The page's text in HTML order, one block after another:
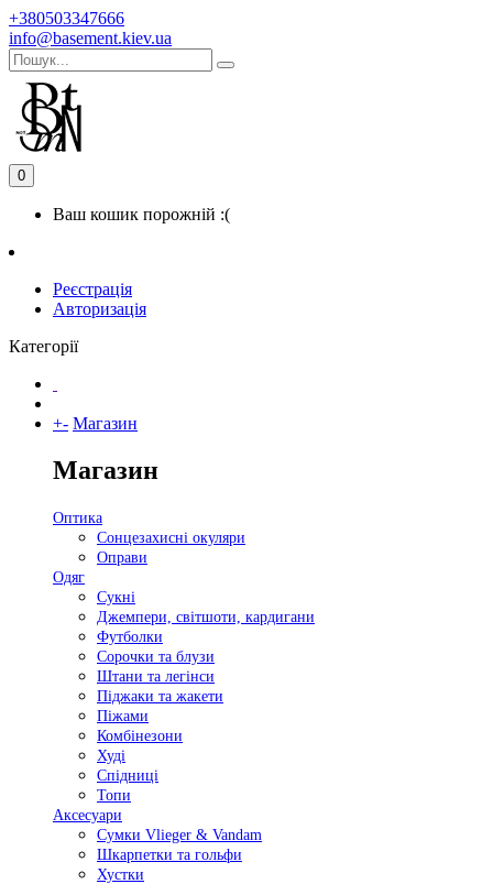
+380503347666
info@basement.kiev.ua
0
Ваш кошик порожній :(
Реєстрація
Авторизація
Категорії
+- Магазин
Магазин
Оптика
Сонцезахисні окуляри
Оправи
Одяг
Сукні
Джемпери, світшоти, кардигани
Футболки
Сорочки та блузи
Штани та легінси
Піджаки та жакети
Піжами
Комбінезони
Худі
Спідниці
Топи
Аксесуари
Сумки Vlieger & Vandam
Шкарпетки та гольфи
Хустки